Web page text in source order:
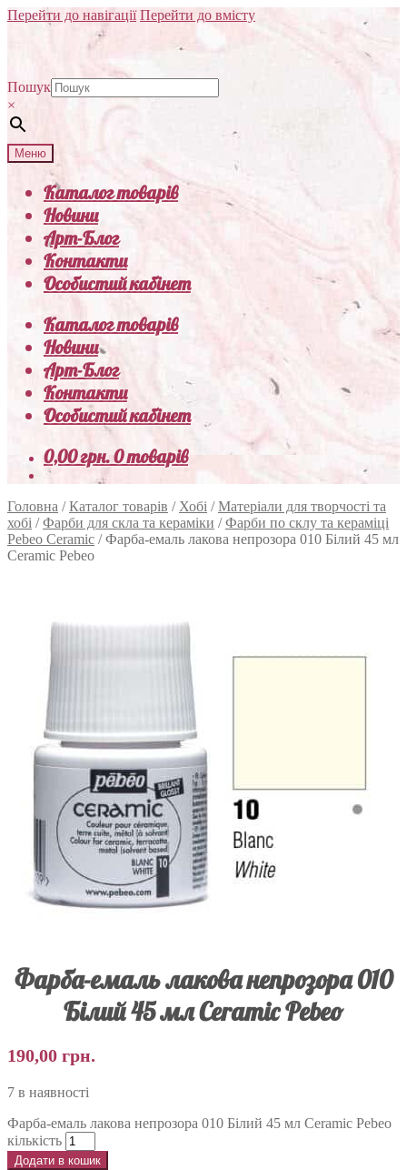
Перейти до навігації Перейти до вмісту
Пошук
×
Меню
Каталог товарів
Новини
Арт-Блог
Контакти
Особистий кабінет
Каталог товарів
Новини
Арт-Блог
Контакти
Особистий кабінет
0,00грн.0 товарів
Головна /Каталог товарів / Хобі /Матеріали для творчості та
хобі /Фарби для скла та кераміки /Фарби по склу та кераміці
Pebeo Ceramic /Фарба-емаль лакова непрозора 010 Білий 45 мл
Ceramic Pebeo
Фарба-емаль лакова непрозора 010
Білий 45 мл Ceramic Pebeo
190,00 грн.
7 в наявності
Фарба-емаль лакова непрозора 010 Білий 45 мл Ceramic Pebeo
кількість
Додати в кошик